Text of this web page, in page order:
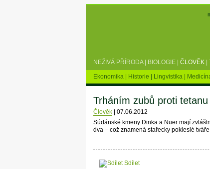
NEŽIVÁ PŘÍRODA| BIOLOGIE | ČLOVĚK |
Ekonomika | Historie | Lingvistika |
Trháním zubů proti tetanu
Člověk| 07.06.2012
Súdánské kmeny Dinka a Nuer mají
dva – což znamená stařecky pokleslé
Sdílet